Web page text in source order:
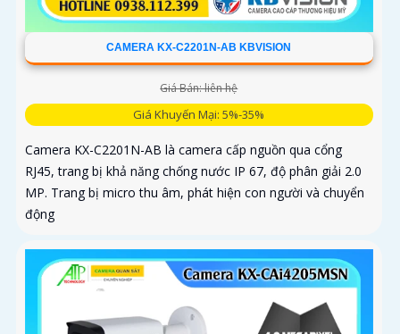
CAMERA KX-C2201N-AB KBVISION
Giá Bán: liên hệ
Giá Khuyến Mại: 5%-35%
Camera KX-C2201N-AB là camera cấp nguồn qua cổng
RJ45, trang bị khả năng chống nước IP 67, độ phân giải 2.0
MP. Trang bị micro thu âm, phát hiện con người và chuyển
động